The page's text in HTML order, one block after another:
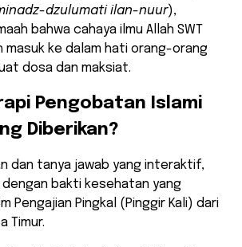
dzulumati ilan-nuur),
bahwa cahaya ilmu Allah SWT
masuk ke dalam hati orang-orang
dosa dan maksiat.
Pengobatan Islami
Diberikan?
dan tanya jawab yang interaktif,
bakti kesehatan yang
Pengajian Pingkal (Pinggir Kali) dari
Timur.